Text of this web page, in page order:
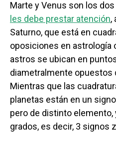
Marte y Venus son los
les debe prestar atención,
Saturno, que está en
oposiciones en astrología
astros se ubican en
diametralmente opuestos
Mientras que las
planetas están en un
pero de distinto elemento,
grados, es decir, 3 signos